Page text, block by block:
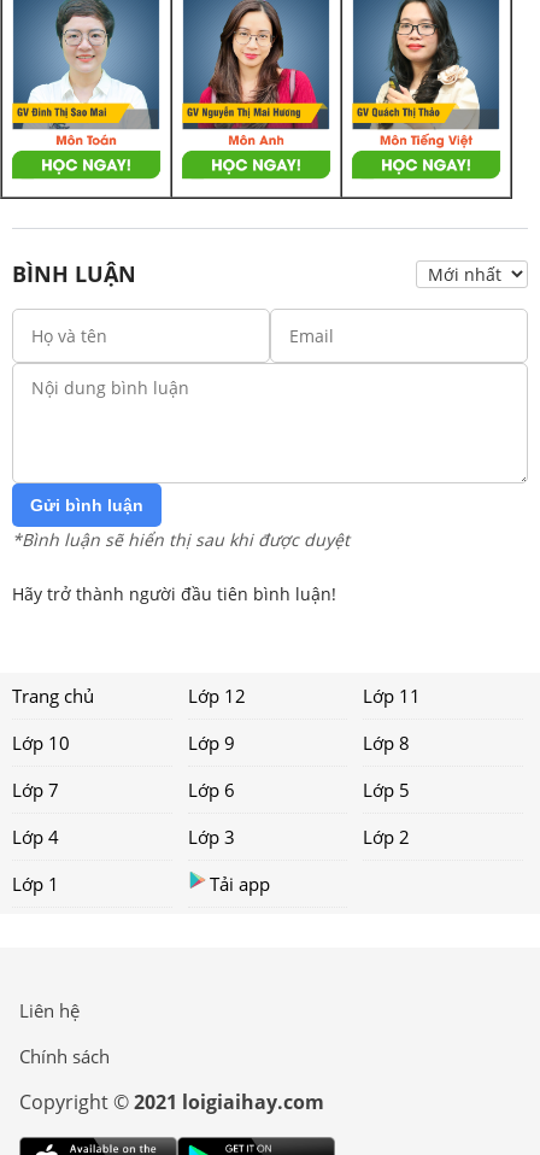
BÌNH LUẬN
Gửi bình luận
*Bình luận sẽ hiển thị sau khi được duyệt
Hãy trở thành người đầu tiên bình luận!
Trang chủ Lớp 12
Lớp 11
Lớp 10
Lớp 9
Lớp 8
Lớp 7
Lớp 6
Lớp 5
Lớp 4
Lớp 3
Lớp 2
Lớp 1
Tải app
Liên hệ
Chính sách
Copyright ©2021 loigiaihay.com